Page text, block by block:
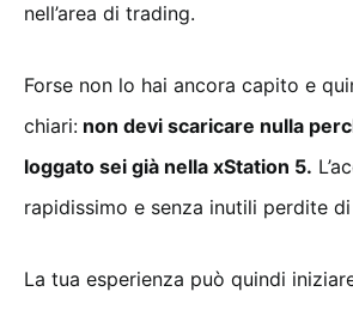
nell’area di trading.
Forse non lo hai ancora capito e
chiari: non devi scaricare nulla
loggato sei già nella xStation 5.
rapidissimo e senza inutili perdite
La tua esperienza può quindi